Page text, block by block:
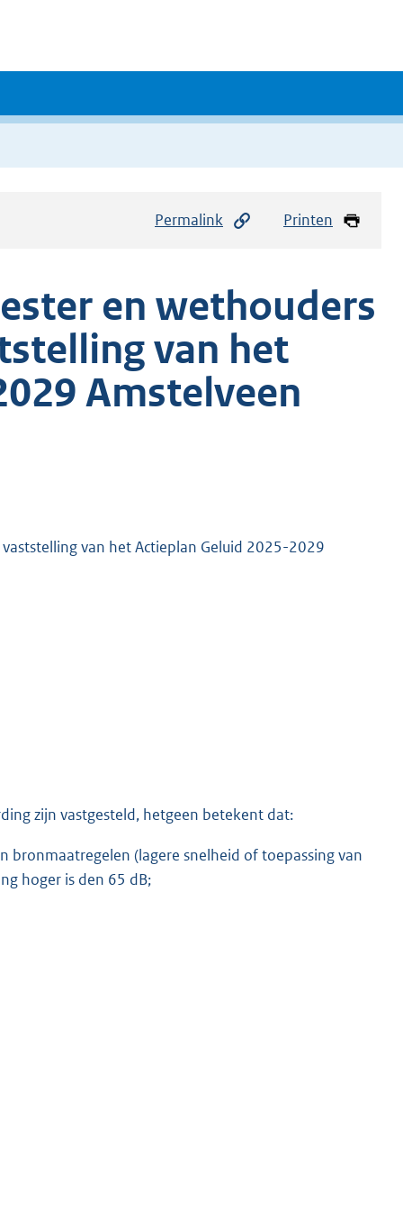
Permalink Printen
en wethouders
van het
Amstelveen
van het Actieplan Geluid 2025-2029
zijn vastgesteld, hetgeen betekent dat:
(lagere snelheid of toepassing van
hoger is den 65 dB;